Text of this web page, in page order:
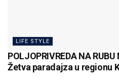
LIFE STYLE
POLJOPRIVREDA NA
Žetva paradajza u regionu